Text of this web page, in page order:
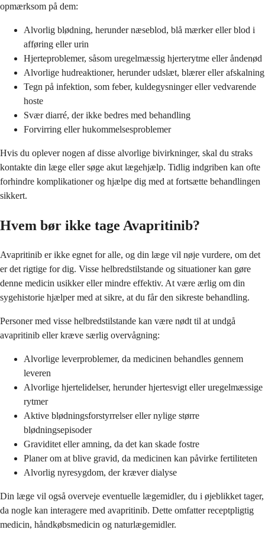
opmærksom på dem:
Alvorlig blødning, herunder næseblod, blå mærker eller blod i
afføring eller urin
Hjerteproblemer, såsom uregelmæssig hjerterytme eller åndenød
Alvorlige hudreaktioner, herunder udslæt, blærer eller afskalning
Tegn på infektion, som feber, kuldegysninger eller vedvarende
hoste
Svær diarré, der ikke bedres med behandling
Forvirring eller hukommelsesproblemer
Hvis du oplever nogen af disse alvorlige bivirkninger, skal du straks
kontakte din læge eller søge akut lægehjælp. Tidlig indgriben kan ofte
forhindre komplikationer og hjælpe dig med at fortsætte behandlingen
sikkert.
Hvem bør ikke tage Avapritinib?
Avapritinib er ikke egnet for alle, og din læge vil nøje vurdere, om det
er det rigtige for dig. Visse helbredstilstande og situationer kan gøre
denne medicin usikker eller mindre effektiv. At være ærlig om din
sygehistorie hjælper med at sikre, at du får den sikreste behandling.
Personer med visse helbredstilstande kan være nødt til at undgå
avapritinib eller kræve særlig overvågning:
Alvorlige leverproblemer, da medicinen behandles gennem
leveren
Alvorlige hjertelidelser, herunder hjertesvigt eller uregelmæssige
rytmer
Aktive blødningsforstyrrelser eller nylige større
blødningsepisoder
Graviditet eller amning, da det kan skade fostre
Planer om at blive gravid, da medicinen kan påvirke fertiliteten
Alvorlig nyresygdom, der kræver dialyse
Din læge vil også overveje eventuelle lægemidler, du i øjeblikket tager,
da nogle kan interagere med avapritinib. Dette omfatter receptpligtig
medicin, håndkøbsmedicin og naturlægemidler.